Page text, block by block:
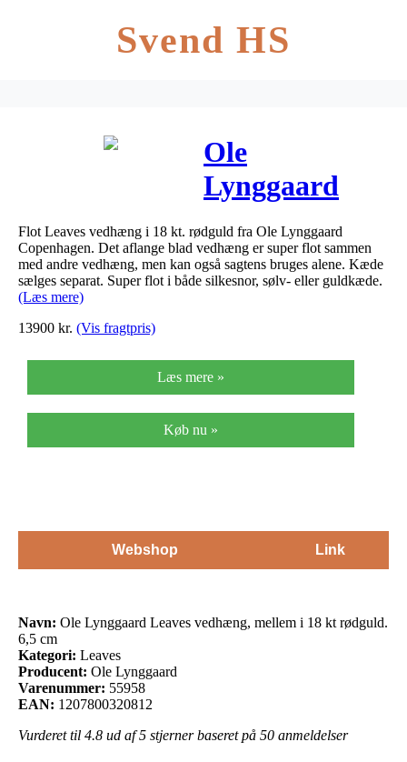
Svend HS
Ole
Lynggaard
Leaves
vedhæng,
mellem i 18 kt
cm
Flot Leaves vedhæng i 18 kt. rødguld fra Ole Lynggaard
Copenhagen. Det aflange blad vedhæng er super flot sammen
med andre vedhæng, men kan også sagtens bruges alene. Kæde
sælges separat. Super flot i både silkesnor, sølv- eller guldkæde.
(Læs mere)
13900 kr. (Vis fragtpris)
Læs mere »
Køb nu »
Webshop Link
Navn: Ole Lynggaard Leaves vedhæng, mellem i 18 kt rødguld.
6,5 cm
Kategori: Leaves
Producent: Ole Lynggaard
Varenummer: 55958
EAN: 1207800320812
Vurderet til 4.8 ud af 5 stjerner baseret på 50 anmeldelser